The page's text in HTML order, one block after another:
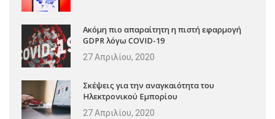
Ακόμη πιο απαραίτητη η πιστή εφαρμογή
GDPR λόγω COVID-19
27 Απριλίου, 2020
Σκέψεις για την αναγκαιότητα του
Ηλεκτρονικού Εμπορίου
27 Απριλίου, 2020